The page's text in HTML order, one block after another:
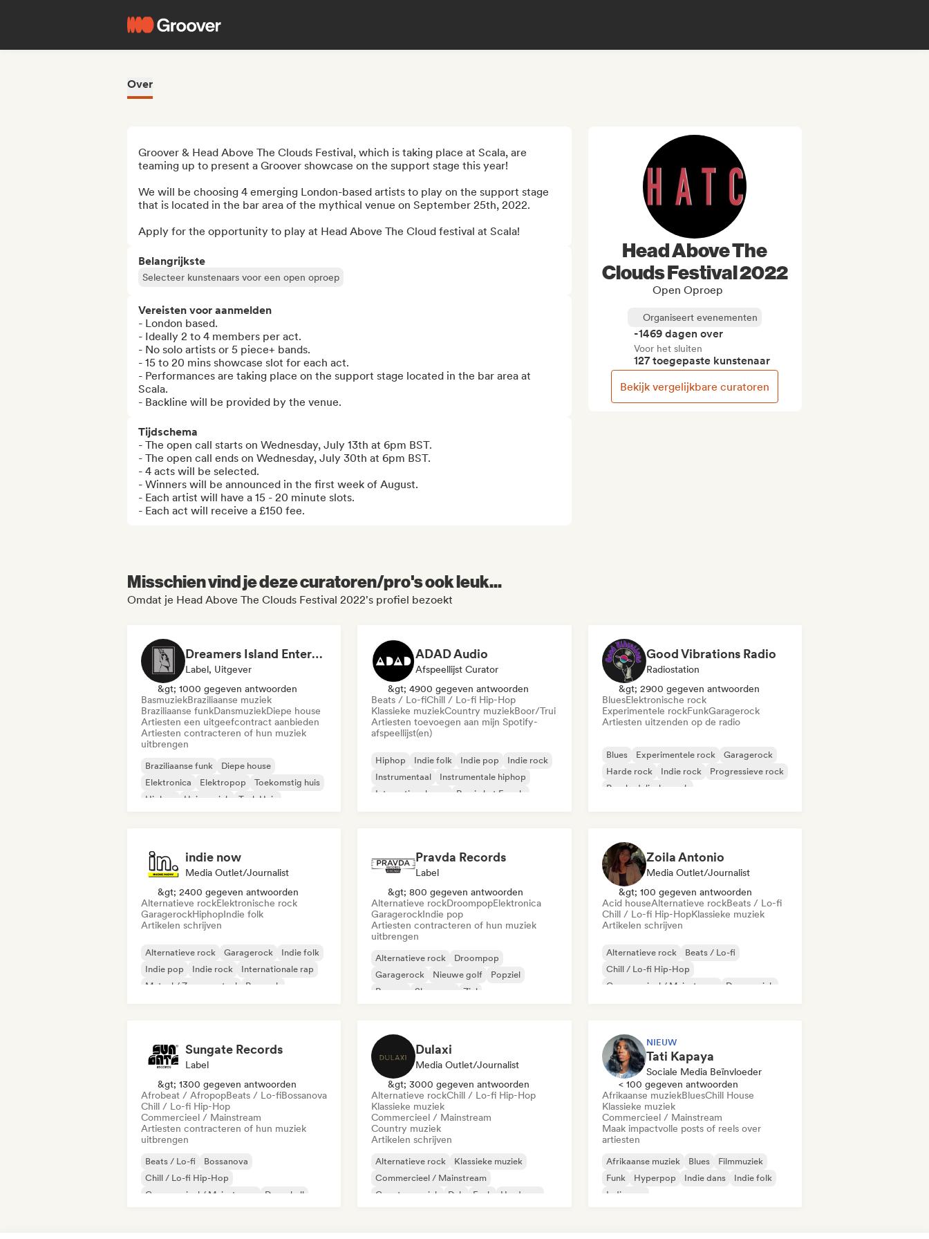
Over
Groover & Head Above The Clouds Festival, which is taking place at Scala, are
teaming up to present a Groover showcase on the support stage this year!
We will be choosing 4 emerging London-based artists to play on the support stage
that is located in the bar area of the mythical venue on September 25th, 2022.
Apply for the opportunity to play at Head Above The Cloud festival at Scala!
Belangrijkste
Selecteer kunstenaars voor een open oproep
Vereisten voor aanmelden
- London based.
- Ideally 2 to 4 members per act.
- No solo artists or 5 piece+ bands.
- 15 to 20 mins showcase slot for each act.
- Performances are taking place on the support stage located in the bar area at
Scala.
- Backline will be provided by the venue.
Tijdschema
- The open call starts on Wednesday, July 13th at 6pm BST.
- The open call ends on Wednesday, July 30th at 6pm BST.
- 4 acts will be selected.
- Winners will be announced in the first week of August.
- Each artist will have a 15 - 20 minute slots.
- Each act will receive a £150 fee.
Head Above The
Clouds Festival 2022
Open Oproep
Organiseert evenementen
-1469 dagen over
Voor het sluiten
127 toegepaste kunstenaar
Bekijk vergelijkbare curatoren
Misschien vind je deze curatoren/pro's ook leuk...
Omdat je Head Above The Clouds Festival 2022's profiel bezoekt
Dreamers Island Entertainment
Label, Uitgever
&gt; 1000 gegeven antwoorden
BasmuziekBraziliaanse muziek
Braziliaanse funkDansmuziekDiepe house
Artiesten een uitgeefcontract aanbieden
Artiesten contracteren of hun muziek
uitbrengen
Braziliaanse funk
Diepe house
Elektronica
Elektropop
Toekomstig huis
Hiphop
Huismuziek Tech Huis
ADAD Audio
Afspeellijst Curator
&gt; 4900 gegeven antwoorden
Beats / Lo-fiChill / Lo-fi Hip-Hop
Klassieke muziekCountry muziekBoor/Trui
Artiesten toevoegen aan mijn Spotify-
afspeellijst(en)
Hiphop Indie folk Indie pop
Indie rock
Instrumentaal
Instrumentale hiphop
Internationale rap
Rap in het Engels
Good Vibrations Radio
Radiostation
&gt; 2900 gegeven antwoorden
BluesElektronische rock
Experimentele rockFunkGaragerock
Artiesten uitzenden op de radio
Blues Experimentele rock
Garagerock
Harde rock
Indie rock
Progressieve rock
Psychedelische rock
indie now
Media Outlet/Journalist
&gt; 2400 gegeven antwoorden
Alternatieve rockElektronische rock
GaragerockHiphopIndie folk
Artikelen schrijven
Alternatieve rock Garagerock
Indie folk
Indie pop
Indie rock
Internationale rap
Metaal / Zwaar metaal
Poprock
Pravda Records
Label
&gt; 800 gegeven antwoorden
Alternatieve rockDroompopElektronica
GaragerockIndie pop
Artiesten contracteren of hun muziek
uitbrengen
Alternatieve rock
Droompop
Garagerock
Nieuwe golf
Popziel
Reggae
Shoegaze Ziel
Zoila Antonio
Media Outlet/Journalist
&gt; 100 gegeven antwoorden
Acid houseAlternatieve rockBeats / Lo-fi
Chill / Lo-fi Hip-HopKlassieke muziek
Artikelen schrijven
Alternatieve rock
Beats / Lo-fi
Chill / Lo-fi Hip-Hop
Commercieel / Mainstream
Dansmuziek
Sungate Records
Label
&gt; 1300 gegeven antwoorden
Afrobeat / AfropopBeats / Lo-fiBossanova
Chill / Lo-fi Hip-Hop
Commercieel / Mainstream
Artiesten contracteren of hun muziek
uitbrengen
Beats / Lo-fi
Bossanova
Chill / Lo-fi Hip-Hop
Commercieel / Mainstream
Dancehall
Dulaxi
Media Outlet/Journalist
&gt; 3000 gegeven antwoorden
Alternatieve rockChill / Lo-fi Hip-Hop
Klassieke muziek
Commercieel / Mainstream
Country muziek
Artikelen schrijven
Alternatieve rock
Klassieke muziek
Commercieel / Mainstream
Country muziek
Dub Funk
Hardcore
NIEUW
Tati Kapaya
Sociale Media Beïnvloeder
< 100 gegeven antwoorden
Afrikaanse muziekBluesChill House
Klassieke muziek
Commercieel / Mainstream
Maak impactvolle posts of reels over
artiesten
Afrikaanse muziek Blues
Filmmuziek
Funk
Hyperpop Indie dans
Indie folk
Indie pop